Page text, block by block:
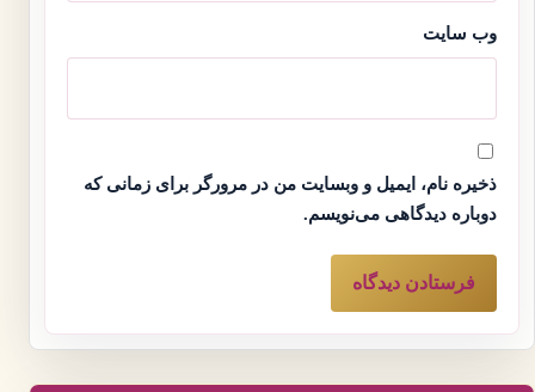
وب‌ سایت
ذخیره نام، ایمیل و وبسایت من در مرورگر برای زمانی که
دوباره دیدگاهی می‌نویسم.